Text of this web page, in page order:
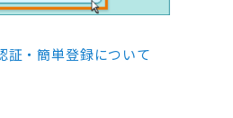
証・簡単登録について